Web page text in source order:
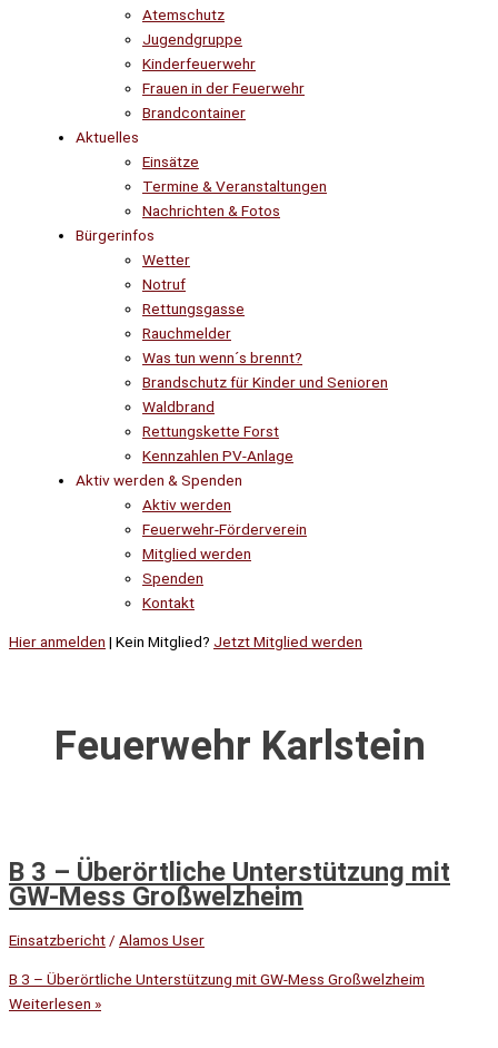
Atemschutz
Jugendgruppe
Kinderfeuerwehr
Frauen in der Feuerwehr
Brandcontainer
Aktuelles
Einsätze
Termine & Veranstaltungen
Nachrichten & Fotos
Bürgerinfos
Wetter
Notruf
Rettungsgasse
Rauchmelder
Was tun wenn´s brennt?
Brandschutz für Kinder und Senioren
Waldbrand
Rettungskette Forst
Kennzahlen PV-Anlage
Aktiv werden & Spenden
Aktiv werden
Feuerwehr-Förderverein
Mitglied werden
Spenden
Kontakt
Hier anmelden | Kein Mitglied? Jetzt Mitglied werden
Feuerwehr Karlstein
B 3 – Überörtliche Unterstützung mit
GW-Mess Großwelzheim
Einsatzbericht/ Alamos User
B 3 – Überörtliche Unterstützung mit GW-Mess Großwelzheim
Weiterlesen »